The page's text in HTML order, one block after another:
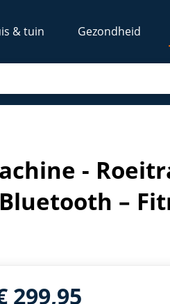
& tuin Gezondheid
Body – Max. 120 kg
-
–
299,95